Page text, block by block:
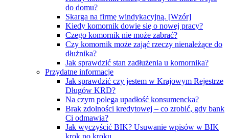
do domu?
Skarga na firmę windykacyjną. [Wzór]
Kiedy komornik dowie się o nowej pracy?
Czego komornik nie może zabrać?
Czy komornik może zająć rzeczy nienależące do
dłużnika?
Jak sprawdzić stan zadłużenia u komornika?
Przydatne informacje
Jak sprawdzić czy jestem w Krajowym Rejestrze
Długów KRD?
Na czym polega upadłość konsumencka?
Brak zdolności kredytowej – co zrobić, gdy bank
Ci odmawia?
Jak wyczyścić BIK? Usuwanie wpisów w BIK
krok po kroku